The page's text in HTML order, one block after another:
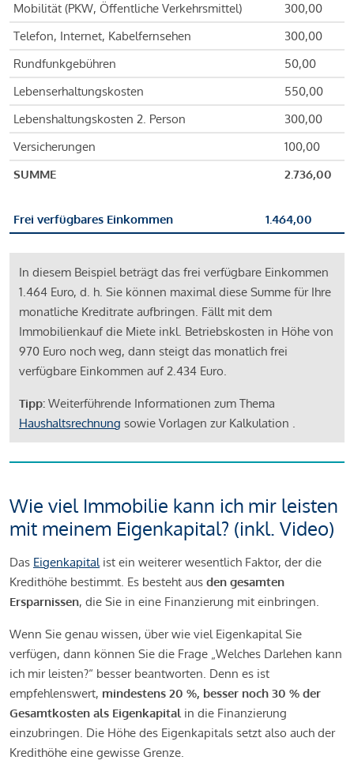
Mobilität (PKW, Öffentliche Verkehrsmittel)
300,00
Telefon, Internet, Kabelfernsehen
300,00
Rundfunkgebühren
50,00
Lebenserhaltungskosten
550,00
Lebenshaltungskosten 2. Person
300,00
Versicherungen
100,00
SUMME
2.736,00
Frei verfügbares Einkommen 1.464,00
In diesem Beispiel beträgt das frei verfügbare Einkommen
1.464 Euro, d. h. Sie können maximal diese Summe für Ihre
monatliche Kreditrate aufbringen. Fällt mit dem
Immobilienkauf die Miete inkl. Betriebskosten in Höhe von
970 Euro noch weg, dann steigt das monatlich frei
verfügbare Einkommen auf 2.434 Euro.
Tipp: Weiterführende Informationen zum Thema
Haushaltsrechnung sowie Vorlagen zur Kalkulation .
Wie viel Immobilie kann ich mir leisten
mit meinem Eigenkapital? (inkl. Video)
Das Eigenkapitalist ein weiterer wesentlich Faktor, der die
Kredithöhe bestimmt. Es besteht aus den gesamten
Ersparnissen, die Sie in eine Finanzierung mit einbringen.
Wenn Sie genau wissen, über wie viel Eigenkapital Sie
verfügen, dann können Sie die Frage „Welches Darlehen kann
ich mir leisten?“ besser beantworten. Denn es ist
empfehlenswert, mindestens 20 %, besser noch 30 % der
Gesamtkosten als Eigenkapital in die Finanzierung
einzubringen. Die Höhe des Eigenkapitals setzt also auch der
Kredithöhe eine gewisse Grenze.